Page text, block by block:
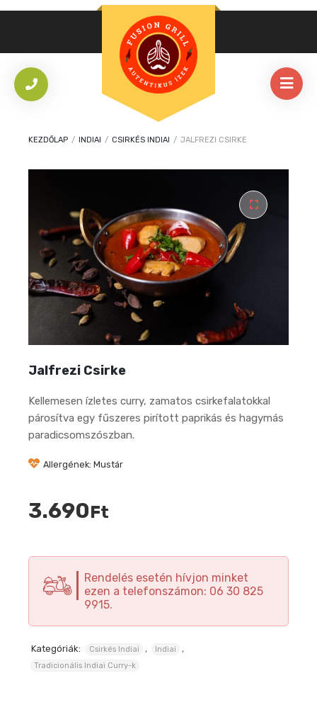
KEZDŐLAP / INDIAI / CSIRKÉS INDIAI / JALFREZI CSIRKE
Jalfrezi Csirke
Kellemesen ízletes curry, zamatos csirkefalatokkal
párosítva egy fűszeres pirított paprikás és hagymás
paradicsomszószban.
Allergének: Mustár
3.690Ft
Rendelés esetén hívjon minket
ezen a telefonszámon: 06 30 825
9915.
Kategóriák: Csirkés Indiai , Indiai ,
Tradicionális Indiai Curry-k